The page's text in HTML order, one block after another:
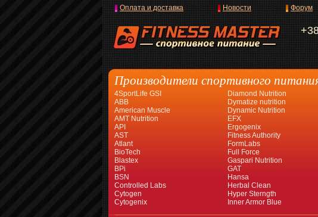
Оплата и доставка Новости Форум
Производители спортивного
4SportLife GSI
ABB
American Muscle
AMT Nutrition
API
AST
Atlant
BioTech
Blastex
BPi
BSN
Controlled Labs
Cytogen
Cytogenix
Diamond Nutrition
Dymatize nutrition
Dynamic Nutrition
EFX
Ergogenix
Fitness Authority
FormLabs
Full Force
Gaspari Nutrition
GAT
Hansa
Herbal Clean
Hyper Sterngth
Inner Armor Blue